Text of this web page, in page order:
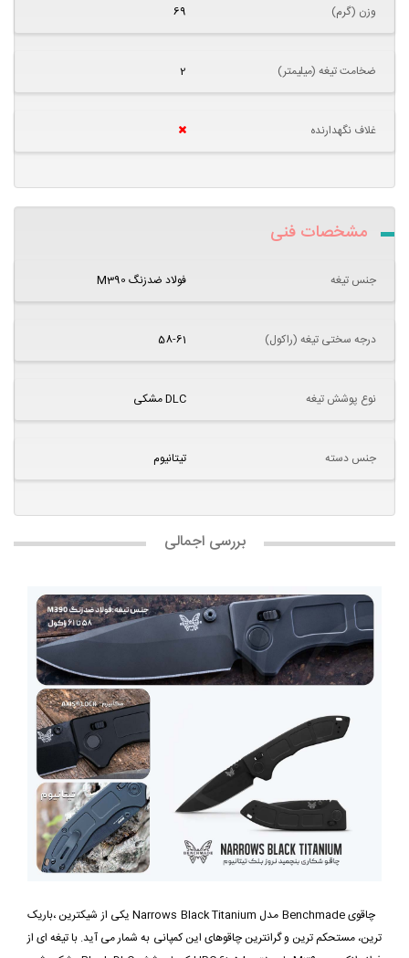
وزن (گرم) 69
ضخامت تیغه (میلیمتر) 2
غلاف نگهدارنده
مشخصات فنی
جنس تیغه فولاد ضدزنگ M390
درجه سختی تیغه (راکول) 58-61
نوع پوشش تیغه DLC مشکی
جنس دسته تیتانیوم
بررسی اجمالی
چاقوی Benchmade مدل Narrows Black Titanium یکی از شیکترین ،باریک
ترین، مستحکم ترین و گرانترین چاقوهای این کمپانی به شمار می آید. با تیغه ای از